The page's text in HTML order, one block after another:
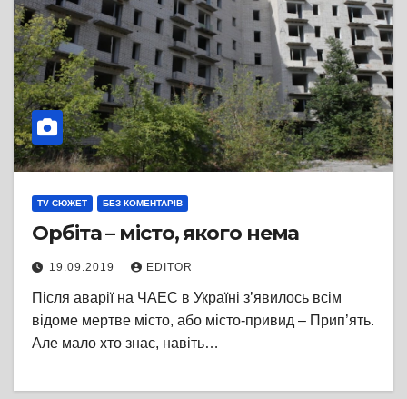
TV СЮЖЕТ БЕЗ КОМЕНТАРІВ
Орбіта – місто, якого нема
19.09.2019 EDITOR
Після аварії на ЧАЕС в Україні з’явилось всім
відоме мертве місто, або місто-привид – Прип’ять.
Але мало хто знає, навіть…